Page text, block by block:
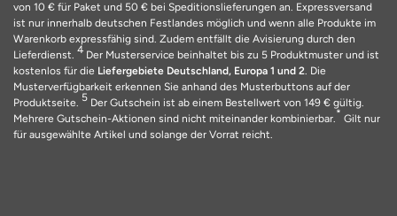
von 10 € für Paket und 50 € bei Speditionslieferungen an. Expressversand
ist nur innerhalb deutschen Festlandes möglich und wenn alle Produkte im
Warenkorb expressfähig sind. Zudem entfällt die Avisierung durch den
Lieferdienst. 4 Der Musterservice beinhaltet bis zu 5 Produktmuster und ist
kostenlos für die Liefergebiete Deutschland, Europa 1 und 2. Die
Musterverfügbarkeit erkennen Sie anhand des Musterbuttons auf der
Produktseite. 5 Der Gutschein ist ab einem Bestellwert von 149 € gültig.
Mehrere Gutschein-Aktionen sind nicht miteinander kombinierbar.* Gilt nur
für ausgewählte Artikel und solange der Vorrat reicht.